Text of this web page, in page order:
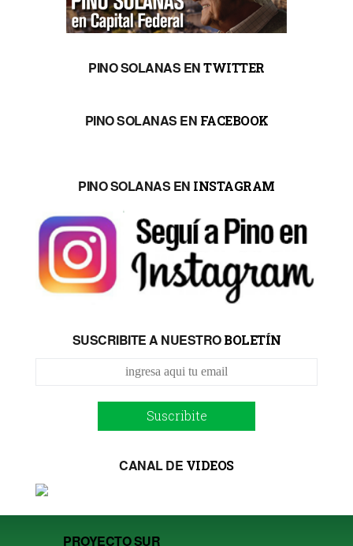
PINO SOLANAS ENTWITTER
PINO SOLANAS EN FACEBOOK
PINO SOLANAS EN INSTAGRAM
SUSCRIBITE A NUESTROBOLETÍN
Suscribite
CANAL DE VIDEOS
PROYECTO SUR